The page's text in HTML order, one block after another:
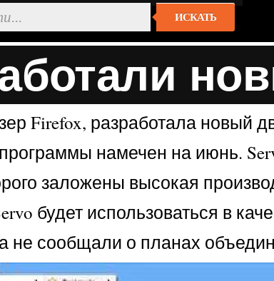
ИСКАТЬ
Firefox, разработала новый
намечен на июнь.
заложены высокая
будет использоваться в
не сообщали о планах